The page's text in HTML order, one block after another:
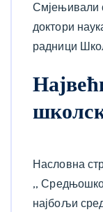
Смјењивали
доктори
радници
Насловна
,,
најбољи